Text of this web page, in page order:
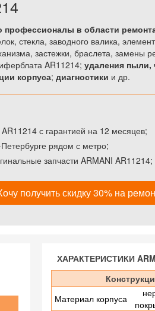
в области
стекла, заводного валика,
застежки, браслета, замены
AR11214; удаления пыли,
корпуса; диагностики и др.
с гарантией на 12 месяцев;
рядом с метро;
запчасти ARMANI AR11214;
получить скидку 30% на
ХАРАКТЕРИСТИКИ
Материал корпуса